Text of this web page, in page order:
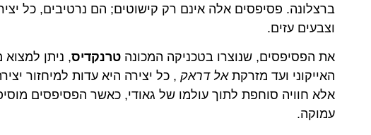
ברצלונה. פסיפסים אלה אינם רק קישוטים; הם נרטיבים, כל
וצבעים עזים.
את הפסיפסים, שנוצרו בטכניקה המכונה טרנקדיס, ניתן
האייקוני ועד מזרקתאל דראק, כל יצירה היא עדות למיחזור
אלא חוויה סוחפת לתוך עולמו של גאודי, כאשר הפסיפסים
עמוקה.